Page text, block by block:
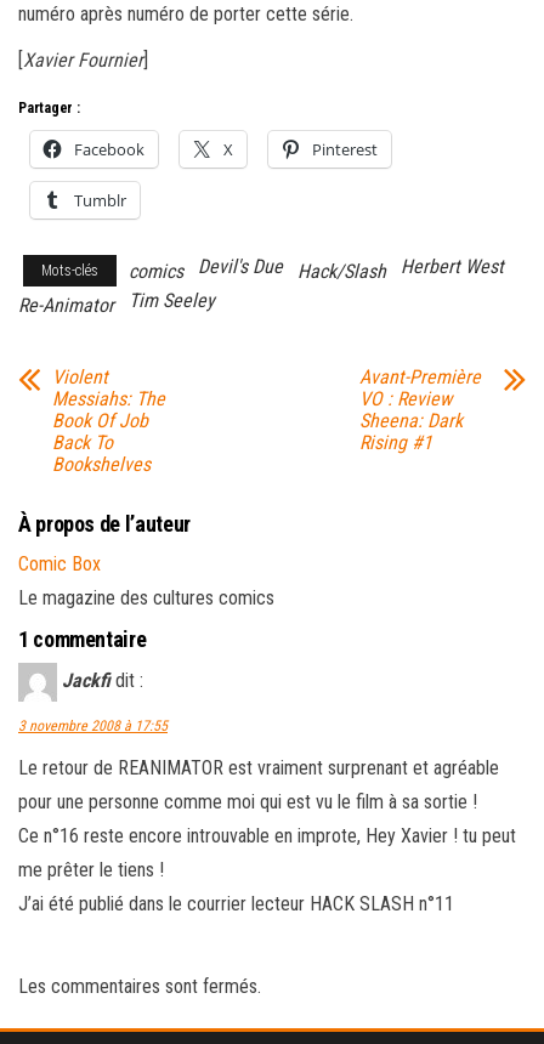
numéro après numéro de porter cette série.
[Xavier Fournier]
Partager :
Facebook X Pinterest
Tumblr
Mots-clés comics Devil's Due Hack/Slash
Herbert West
Re-Animator
Tim Seeley
Violent
Messiahs: The
Book Of Job
Back To
Bookshelves
Avant-Première
VO : Review
Sheena: Dark
Rising #1
À propos de l’auteur
Comic Box
Le magazine des cultures comics
1 commentaire
Jackfi dit :
3 novembre 2008 à 17:55
Le retour de REANIMATOR est vraiment surprenant et agréable
pour une personne comme moi qui est vu le film à sa sortie !
Ce n°16 reste encore introuvable en improte, Hey Xavier ! tu peut
me prêter le tiens !
J’ai été publié dans le courrier lecteur HACK SLASH n°11
Les commentaires sont fermés.